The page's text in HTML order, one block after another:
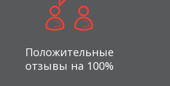
Положительные
отзывы на 100%